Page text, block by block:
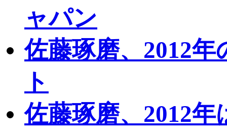
ャパン
佐藤琢磨、2012
ト
佐藤琢磨、2012